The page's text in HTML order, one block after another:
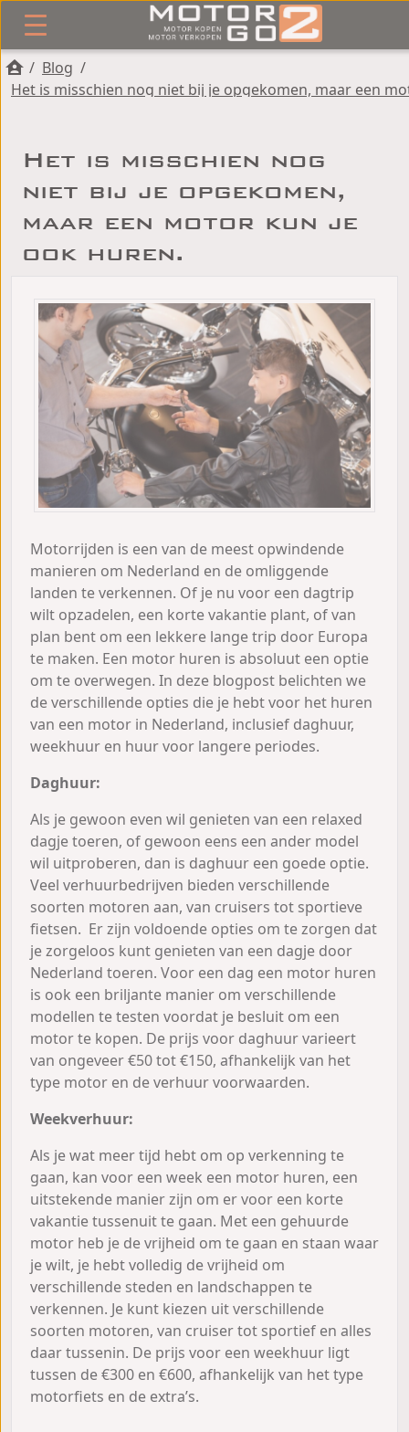
/ Blog /
Het is misschien nog
niet bij je opgekomen,
maar een motor kun je
ook huren.
Motorrijden is een van de meest opwindende
manieren om Nederland en de omliggende
landen te verkennen. Of je nu voor een dagtrip
wilt opzadelen, een korte vakantie plant, of van
plan bent om een lekkere lange trip door Europa
te maken. Een motor huren is absoluut een optie
om te overwegen. In deze blogpost belichten we
de verschillende opties die je hebt voor het huren
van een motor in Nederland, inclusief daghuur,
weekhuur en huur voor langere periodes.
Daghuur:
Als je gewoon even wil genieten van een relaxed
dagje toeren, of gewoon eens een ander model
wil uitproberen, dan is daghuur een goede optie.
Veel verhuurbedrijven bieden verschillende
soorten motoren aan, van cruisers tot sportieve
fietsen. Er zijn voldoende opties om te zorgen dat
je zorgeloos kunt genieten van een dagje door
Nederland toeren. Voor een dag een motor huren
is ook een briljante manier om verschillende
modellen te testen voordat je besluit om een
motor te kopen. De prijs voor daghuur varieert
van ongeveer €50 tot €150, afhankelijk van het
type motor en de verhuur voorwaarden.
Weekverhuur:
Als je wat meer tijd hebt om op verkenning te
gaan, kan voor een week een motor huren, een
uitstekende manier zijn om er voor een korte
vakantie tussenuit te gaan. Met een gehuurde
motor heb je de vrijheid om te gaan en staan waar
je wilt, je hebt volledig de vrijheid om
verschillende steden en landschappen te
verkennen. Je kunt kiezen uit verschillende
soorten motoren, van cruiser tot sportief en alles
daar tussenin. De prijs voor een weekhuur ligt
tussen de €300 en €600, afhankelijk van het type
motorfiets en de extra’s.